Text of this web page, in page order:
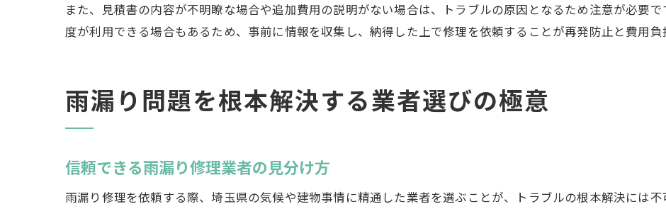
また、見積書の内容が不明瞭な場合や追加費用の説明がない場合は、トラブルの原因となるため注意が必要
度が利用できる場合もあるため、事前に情報を収集し、納得した上で修理を依頼することが再発防止と費用負
雨漏り問題を根本解決する業者選びの極意
信頼できる雨漏り修理業者の見分け方
雨漏り修理を依頼する際、埼玉県の気候や建物事情に精通した業者を選ぶことが、トラブルの根本解決には